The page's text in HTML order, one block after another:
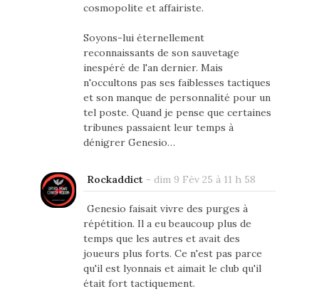
cosmopolite et affairiste.
Soyons-lui éternellement
reconnaissants de son sauvetage
inespéré de l'an dernier. Mais
n'occultons pas ses faiblesses tactiques
et son manque de personnalité pour un
tel poste. Quand je pense que certaines
tribunes passaient leur temps à
dénigrer Genesio…
Rockaddict- dim 9 Fév 25 à 11 h 58
Genesio faisait vivre des purges à
répétition. Il a eu beaucoup plus de
temps que les autres et avait des
joueurs plus forts. Ce n'est pas parce
qu'il est lyonnais et aimait le club qu'il
était fort tactiquement.